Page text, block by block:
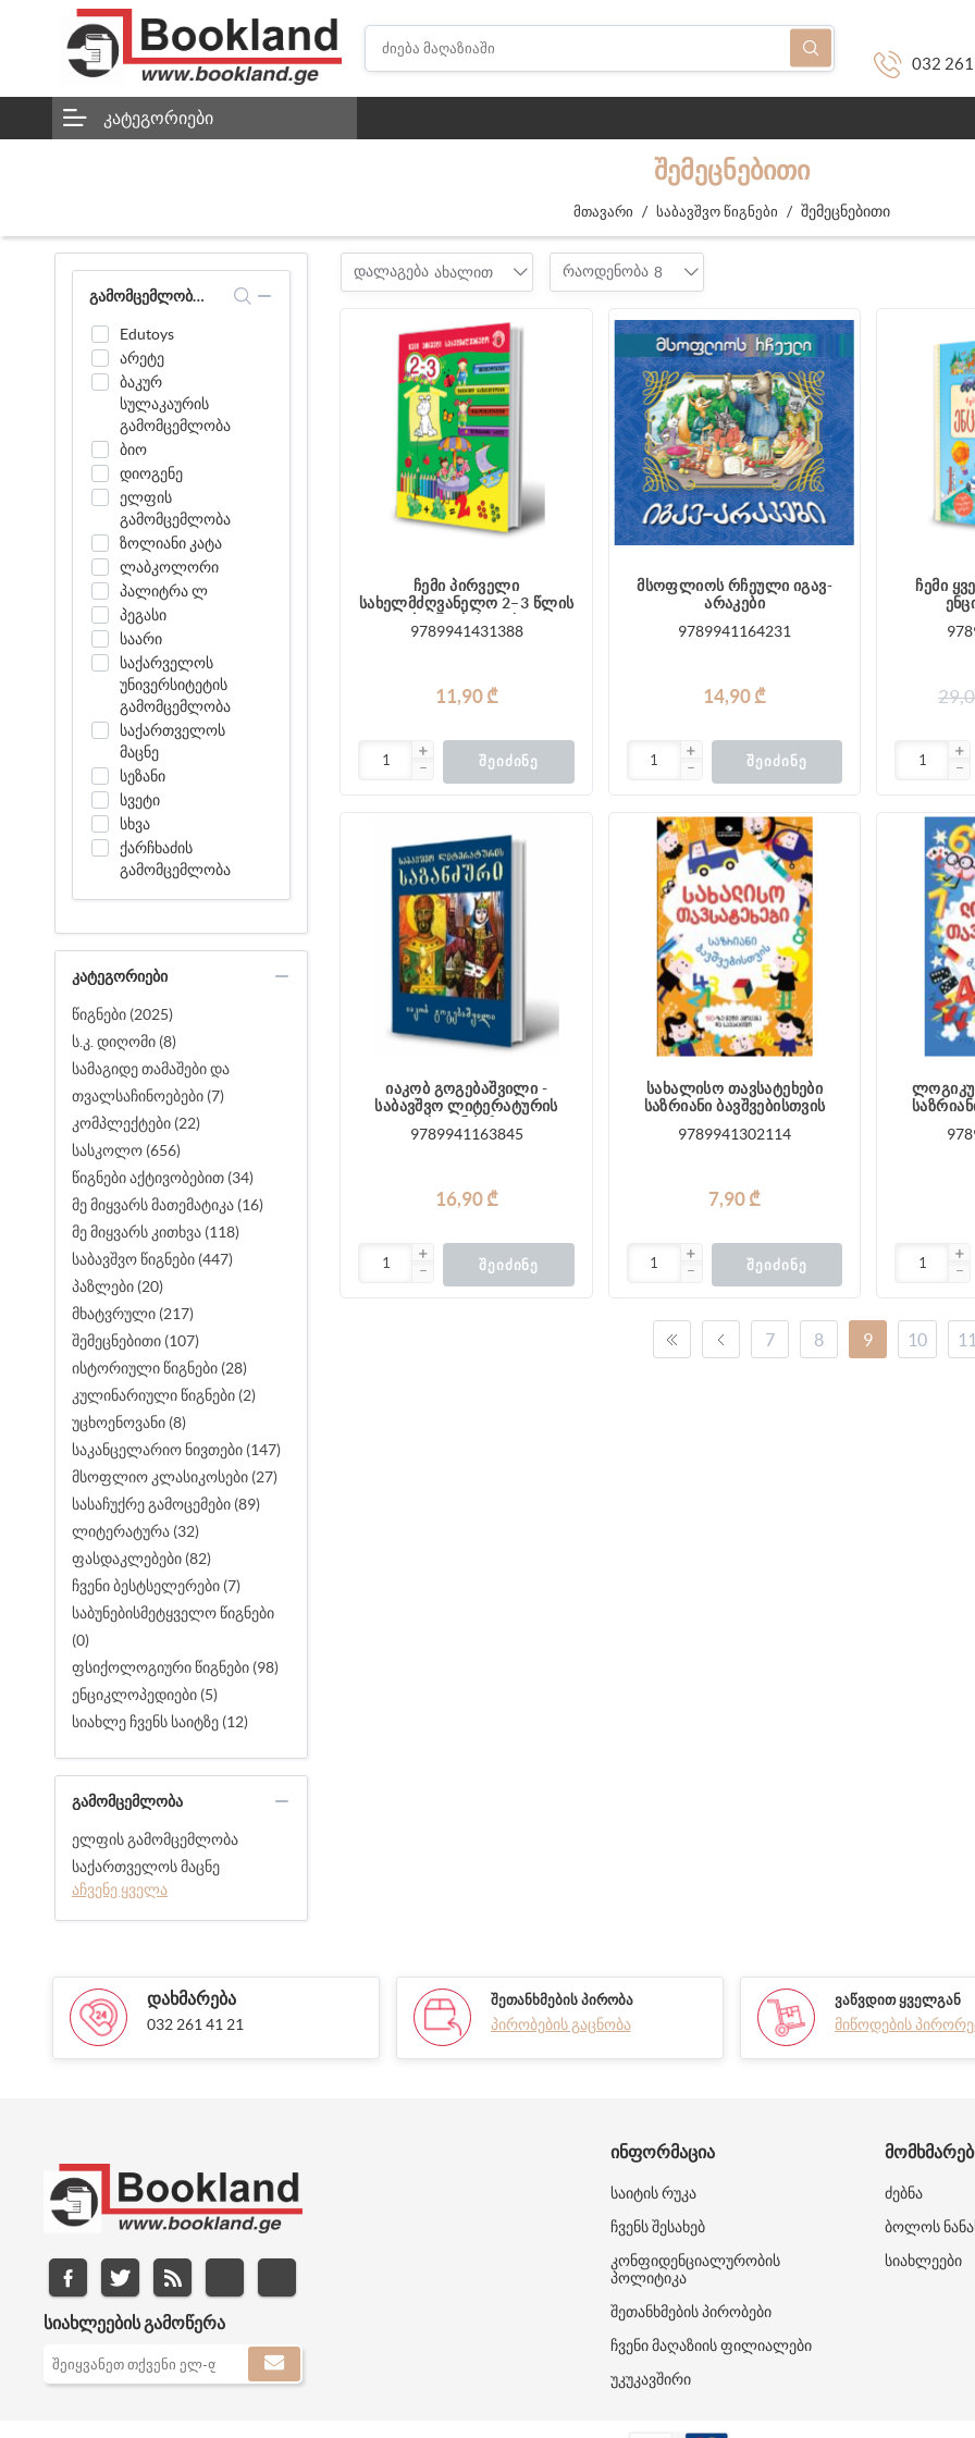
032
ᲙᲐᲢᲔᲒᲝᲠᲘᲔᲑᲘ
ᲨᲔᲛᲔᲪᲜᲔᲑᲘᲗᲘ
მთავარი / საბავშვო წიგნები / შემეცნებითი
ᲒᲐᲛᲝᲛᲪᲔᲛᲚᲝᲑᲘᲡ ᲛᲘᲮᲔᲓᲕᲘᲗ ᲒᲐᲤᲘᲚᲢᲕᲠᲐ
Edutoys
არეტე
ბაკურ
სულაკაურის
გამომცემლობა
ბიო
დიოგენე
ელფის
გამომცემლობა
ზოლიანი კატა
ლაბკოლორი
პალიტრა ლ
პეგასი
საარი
საქარველოს
უნივერსიტეტის
გამომცემლობა
საქართველოს
მაცნე
სეზანი
სვეტი
სხვა
ქარჩხაძის
გამომცემლობა
ᲙᲐᲢᲔᲒᲝᲠᲘᲔᲑᲘ
წიგნები (2025)
ს.კ. დიღომი (8)
სამაგიდე თამაშები და
თვალსაჩინოებები (7)
კომპლექტები (22)
სასკოლო (656)
წიგნები აქტივობებით (34)
მე მიყვარს მათემატიკა (16)
მე მიყვარს კითხვა (118)
საბავშვო წიგნები (447)
პაზლები (20)
მხატვრული (217)
შემეცნებითი (107)
ისტორიული წიგნები (28)
კულინარიული წიგნები (2)
უცხოენოვანი (8)
საკანცელარიო ნივთები (147)
მსოფლიო კლასიკოსები (27)
სასაჩუქრე გამოცემები (89)
ლიტერატურა (32)
ფასდაკლებები (82)
ჩვენი ბესტსელერები (7)
საბუნებისმეტყველო წიგნები
(0)
ფსიქოლოგიური წიგნები (98)
ენციკლოპედიები (5)
სიახლე ჩვენს საიტზე (12)
ᲒᲐᲛᲝᲛᲪᲔᲛᲚᲝᲑᲐ
ელფის გამომცემლობა
საქართველოს მაცნე
აჩვენე ყველა
დალაგება ახალით რაოდენობა 8
ჩემი პირველი
სახელმძღვანელო 2–3 წლის
ბავშვებისთვის
9789941431388
11,90 ₾
ᲨᲔᲘᲫᲘᲜᲔ
მსოფლიოს რჩეული იგავ-
არაკები
9789941164231
14,90 ₾
ᲨᲔᲘᲫᲘᲜᲔ
ჩემი
იაკობ გოგებაშვილი -
საბავშვო ლიტერატურის
9789941163845
16,90 ₾
ᲨᲔᲘᲫᲘᲜᲔ
სახალისო თავსატეხები
საზრიანი ბავშვებისთვის
9789941302114
7,90 ₾
ᲨᲔᲘᲫᲘᲜᲔ
7 8 9 10
ᲓᲐᲮᲛᲐᲠᲔᲑᲐ
032 261 41 21
ᲨᲔᲗᲐᲜᲮᲛᲔᲑᲘᲡ ᲞᲘᲠᲝᲑᲐ
პირობების გაცნობა
ᲕᲐᲬᲕᲓᲘᲗ ᲧᲕᲔᲚᲒᲐᲜ
მიწოდების
ᲡᲘᲐᲮᲚᲔᲔᲑᲘᲡ ᲒᲐᲛᲝᲬᲔᲠᲐ
ᲘᲜᲤᲝᲠᲛᲐᲪᲘᲐ
საიტის რუკა
ჩვენს შესახებ
კონფიდენციალურობის
პოლიტიკა
შეთანხმების პირობები
ჩვენი მაღაზიის ფილიალები
უკუკავშირი
ძებნა
ბოლოს
სიახლეები